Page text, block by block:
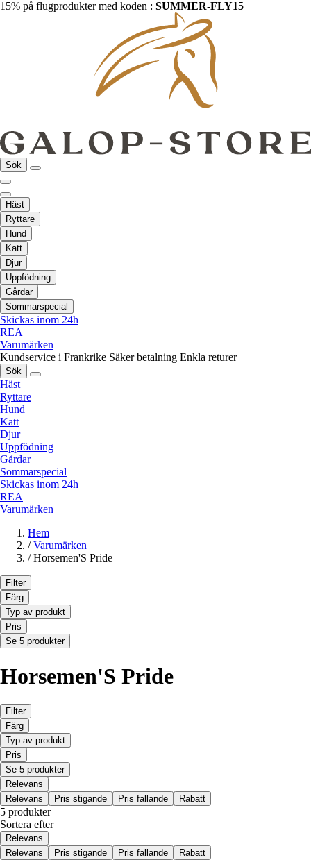
15% på flugprodukter med koden : SUMMER-FLY15
Sök
Häst
Ryttare
Hund
Katt
Djur
Uppfödning
Gårdar
Sommarspecial
Skickas inom 24h
REA
Varumärken
Kundservice i Frankrike Säker betalning Enkla returer
Sök
Häst
Ryttare
Hund
Katt
Djur
Uppfödning
Gårdar
Sommarspecial
Skickas inom 24h
REA
Varumärken
Hem
/ Varumärken
/ Horsemen'S Pride
Filter
Färg
Typ av produkt
Pris
Se 5 produkter
Horsemen'S Pride
Filter
Färg
Typ av produkt
Pris
Se 5 produkter
Relevans
Relevans
Pris stigande Pris fallande Rabatt
5 produkter
Sortera efter
Relevans
Relevans
Pris stigande Pris fallande Rabatt